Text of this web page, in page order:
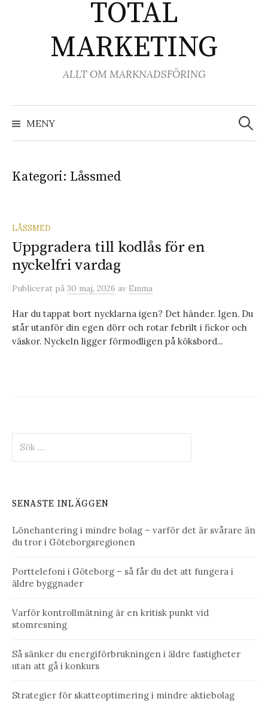
TOTAL
MARKETING
ALLT OM MARKNADSFÖRING
MENY
Sök
efter:
Kategori: Låssmed
LÅSSMED
Uppgradera till kodlås för en
nyckelfri vardag
Publicerat på 30 maj, 2026 av Emma
Har du tappat bort nycklarna igen? Det händer. Igen. Du
står utanför din egen dörr och rotar febrilt i fickor och
väskor. Nyckeln ligger förmodligen på köksbord...
efter:
SENASTE INLÄGGEN
Lönehantering i mindre bolag – varför det är svårare än
du tror i Göteborgsregionen
Porttelefoni i Göteborg – så får du det att fungera i
äldre byggnader
Varför kontrollmätning är en kritisk punkt vid
stomresning
Så sänker du energiförbrukningen i äldre fastigheter
utan att gå i konkurs
Strategier för skatteoptimering i mindre aktiebolag